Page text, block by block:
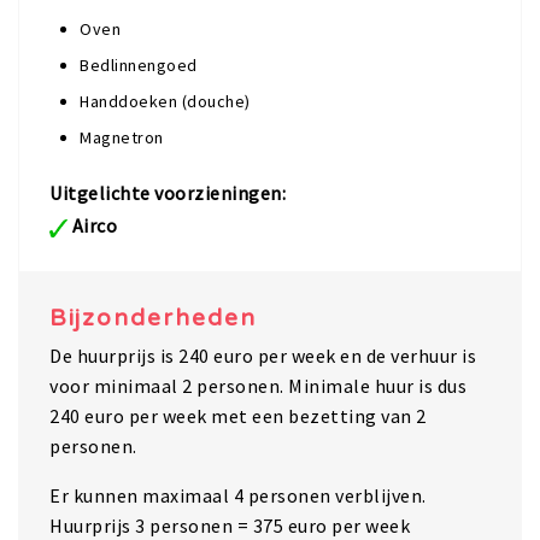
Oven
Bedlinnengoed
Handdoeken (douche)
Magnetron
Uitgelichte voorzieningen:
Airco
Bijzonderheden
De huurprijs is 240 euro per week en de verhuur is
voor minimaal 2 personen. Minimale huur is dus
240 euro per week met een bezetting van 2
personen.
Er kunnen maximaal 4 personen verblijven.
Huurprijs 3 personen = 375 euro per week